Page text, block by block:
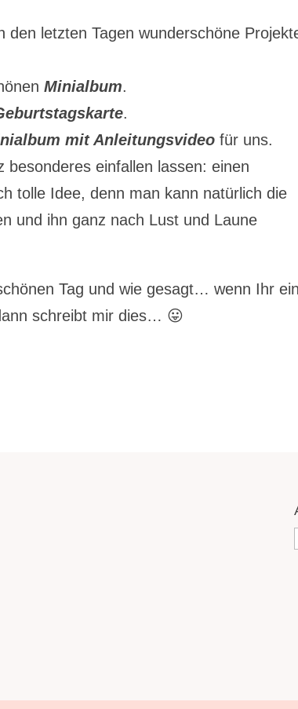
den letzten Tagen wunderschöne
Minialbum.
.
mit Anleitungsvideo für uns.
besonderes einfallen lassen: einen
tolle Idee, denn man kann natürlich die
und ihn ganz nach Lust und Laune
Tag und wie gesagt… wenn Ihr
schreibt mir dies… 😛